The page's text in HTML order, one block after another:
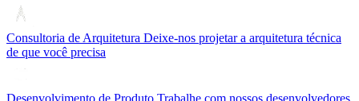
Consultoria de Arquitetura Deixe-nos projetar a arquitetura técnica
de que você precisa